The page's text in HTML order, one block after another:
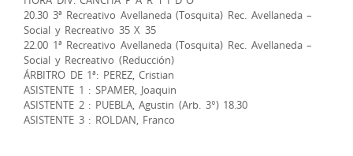
20.30 3ª Recreativo Avellaneda (Tosquita) Rec. Avellaneda –
Social y Recreativo 35 X 35
22.00 1ª Recreativo Avellaneda (Tosquita) Rec. Avellaneda –
Social y Recreativo (Reducción)
ÁRBITRO DE 1ª: PEREZ, Cristian
ASISTENTE 1 : SPAMER, Joaquin
ASISTENTE 2 : PUEBLA, Agustin (Arb. 3°) 18.30
ASISTENTE 3 : ROLDAN, Franco